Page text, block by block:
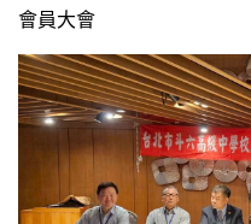
會員大會